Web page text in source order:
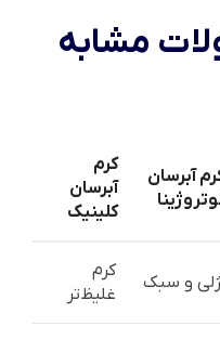
مشابه
آبرسان
کرم
آبرسان
کلینیک
ژلی و سبک
کرم
غلیظ‌تر